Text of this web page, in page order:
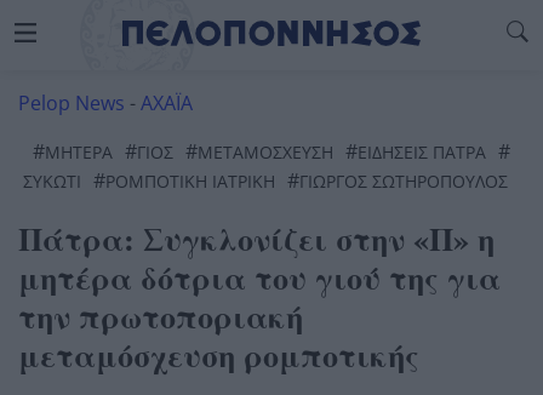
Pelop News -ΑΧΑΪΑ
#ΜΗΤΈΡΑ #ΓΙΟΣ #ΜΕΤΑΜΟΣΧΕΥΣΗ #ΕΙΔΗΣΕΙΣ ΠΑΤΡΑ #
ΣΥΚΩΤΙ #ΡΟΜΠΟΤΙΚΗ ΙΑΤΡΙΚΗ #ΓΙΩΡΓΟΣ ΣΩΤΗΡΟΠΟΥΛΟΣ
Πάτρα: Συγκλονίζει στην «Π» η
μητέρα δότρια του γιού της για
την πρωτοποριακή
μεταμόσχευση ρομποτικής